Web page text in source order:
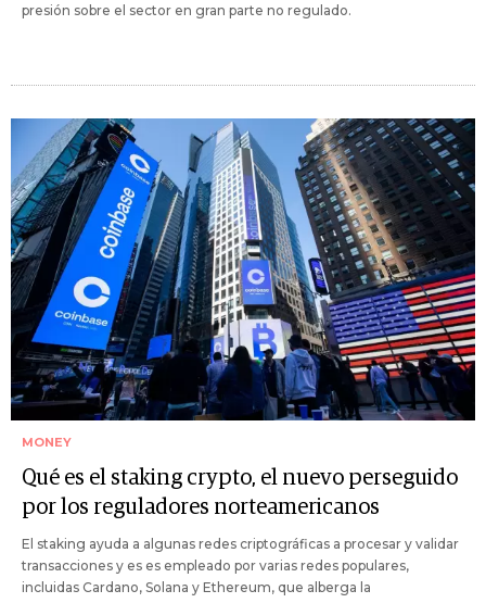
presión sobre el sector en gran parte no regulado.
MONEY
Qué es el staking crypto, el nuevo perseguido
por los reguladores norteamericanos
El staking ayuda a algunas redes criptográficas a procesar y validar
transacciones y es es empleado por varias redes populares,
incluidas Cardano, Solana y Ethereum, que alberga la